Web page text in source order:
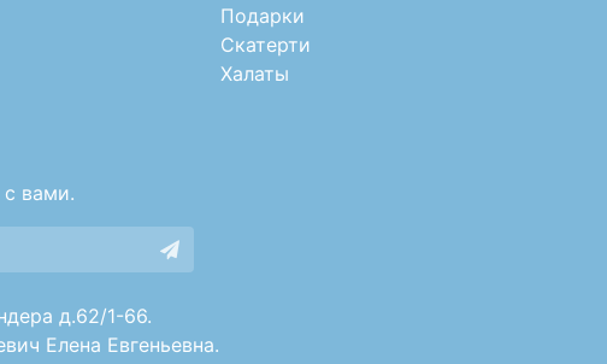
Подарки
Скатерти
Халаты
вами.
д.62/1-66.
Елена Евгеньевна.